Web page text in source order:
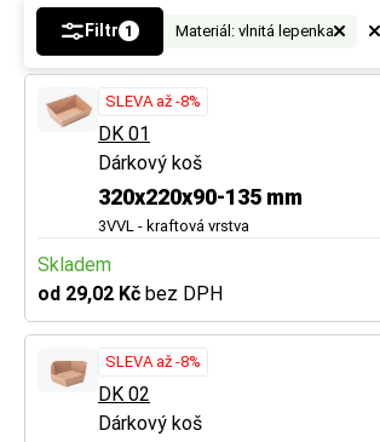
Filtr 1 Materiál: vlnitá lepenka
SLEVA až -8%
DK 01
Dárkový koš
320x220x90-135 mm
3VVL - kraftová vrstva
Skladem
od 29,02 Kč bez DPH
SLEVA až -8%
DK 02
Dárkový koš